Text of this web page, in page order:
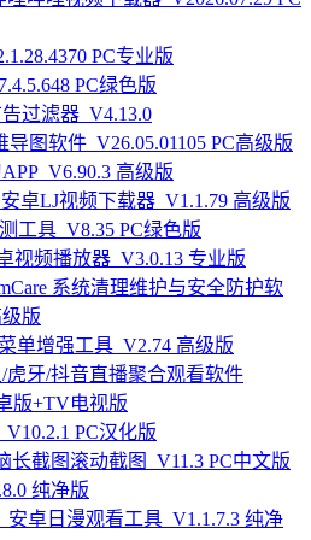
PC专业版
PC绿色版
过滤器_V4.13.0
图软件_V26.05.01105 PC高级版
高级版
卓LJ视频下载器_V1.1.79 高级版
工具_V8.35 PC绿色版
视频播放器_V3.0.13 专业版
系统清理维护与安全防护软
版
单增强工具_V2.74 高级版
虎牙/抖音直播聚合观看软件
版+TV电视版
PC汉化版
长截图滚动截图_V11.3 PC中文版
纯净版
安卓日漫观看工具_V1.1.7.3 纯净